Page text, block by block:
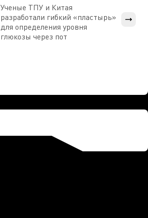
Ученые ТПУ и Китая
разработали гибкий «пластырь»
для определения уровня
глюкозы через пот